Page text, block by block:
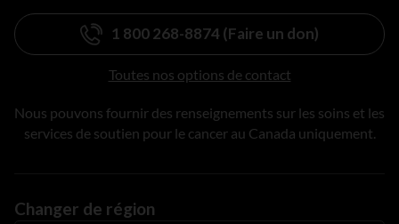
1 800 268-8874 (Faire un don)
Toutes nos options de contact
Nous pouvons fournir des renseignements sur les soins et les
services de soutien pour le cancer au Canada uniquement.
Changer de région